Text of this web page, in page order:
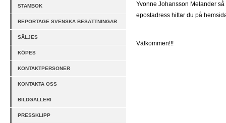
STAMBOK
REPORTAGE SVENSKA BESÄTTNINGAR
SÄLJES
KÖPES
KONTAKTPERSONER
KONTAKTA OSS
BILDGALLERI
PRESSKLIPP
Yvonne Johansson Melander
epostadress hittar du på
Välkommen!!!